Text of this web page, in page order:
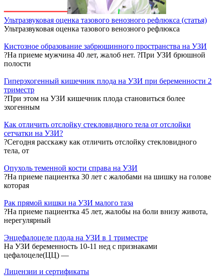
Ультразвуковая оценка тазового венозного рефлюкса (статья)
Ультразвуковая оценка тазового венозного рефлюкса
Кистозное образование забрюшинного пространства на УЗИ
?На приеме мужчина 40 лет, жалоб нет. ?При УЗИ брюшной
полости
Гиперэхогенный кишечник плода на УЗИ при беременности 2
триместр
?При этом на УЗИ кишечник плода становиться более
эхогенным
Как отличить отслойку стекловидного тела от отслойки
сетчатки на УЗИ?
?Сегодня расскажу как отличить отслойку стекловидного
тела, от
Опухоль теменной кости справа на УЗИ
?На приеме пациентка 30 лет с жалобами на шишку на голове
которая
Рак прямой кишки на УЗИ малого таза
?На приеме пациентка 45 лет, жалобы на боли внизу живота,
нерегулярный
Энцефалоцеле плода на УЗИ в 1 триместре
На УЗИ беременность 10-11 нед с признаками
цефалоцеле(ЦЦ) —
Лицензии и сертификаты